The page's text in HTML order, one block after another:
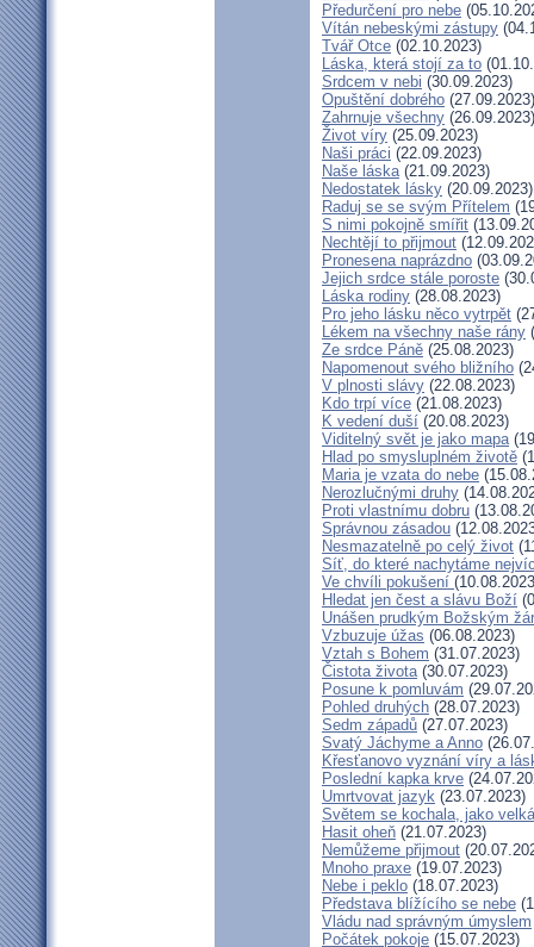
Předurčení pro nebe
Vítán nebeskými zástupy
Tvář Otce (02.10.2023)
Láska, která stojí za to
Srdcem v nebi (30.09.2023)
Opuštění dobrého (27.09.2023)
Zahrnuje všechny (26.09.2023)
Život víry (25.09.2023)
Naši práci (22.09.2023)
Naše láska(21.09.2023)
Nedostatek lásky (20.09.2023)
Raduj se se svým Přítelem
S nimi pokojně smířit
Nechtějí to přijmout
Pronesena naprázdno
Jejich srdce stále poroste
Láska rodiny (28.08.2023)
Pro jeho lásku něco vytrpět
Lékem na všechny naše rány
Ze srdce Páně (25.08.2023)
Napomenout svého bližního
V plnosti slávy (22.08.2023)
Kdo trpí více (21.08.2023)
K vedení duší (20.08.2023)
Viditelný svět je jako mapa
Hlad po smysluplném životě
Maria je vzata do nebe
Nerozlučnými druhy
Proti vlastnímu dobru
Správnou zásadou
Nesmazatelně po celý život
Síť, do které nachytáme
Ve chvíli pokušení
Hledat jen čest a slávu Boží
Unášen prudkým Božským
Vzbuzuje úžas (06.08.2023)
Vztah s Bohem (31.07.2023)
Čistota života(30.07.2023)
Posune k pomluvám
Pohled druhých (28.07.2023)
Sedm západů (27.07.2023)
Svatý Jáchyme a Anno
Křesťanovo vyznání víry a
Poslední kapka krve
Umrtvovat jazyk (23.07.2023)
Světem se kochala, jako
Hasit oheň (21.07.2023)
Nemůžeme přijmout
Mnoho praxe (19.07.2023)
Nebe i peklo (18.07.2023)
Představa blížícího se nebe
Vládu nad správným úmyslem
Počátek pokoje (15.07.2023)